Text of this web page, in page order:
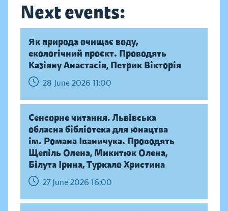
Next events:
Як природа очищає воду,
екологічний проєкт. Проводять
Казіяну Анастасія, Петрик Вікторія
28 June 2026 11:00
Сенсорне читання. Львівська
обласна бібліотека для юнацтва
ім. Романа Іваничука. Проводять
Щепіль Олена, Микитюк Олена,
Білута Ірина, Туркало Христина
27 June 2026 16:00